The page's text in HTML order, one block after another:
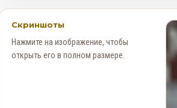
Скриншоты
Нажмите на изображение, чтобы
открыть его в полном размере.